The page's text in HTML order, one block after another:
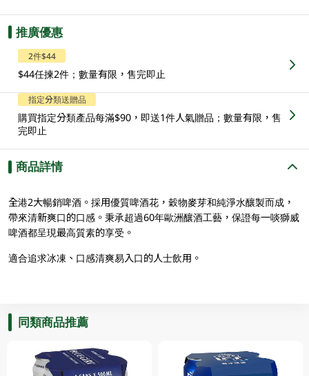
推廣優惠
2件$44
$44任揀2件；數量有限，售完即止
指定分類送贈品
購買指定分類產品每滿$90，即送1件人氣贈品；數量有限，售
完即止
商品詳情
全港2大暢銷啤酒。採用優質啤酒花，穀物麥芽和純淨水釀製而成，
帶來清新爽口的口感。秉承超過60年歐洲釀酒工藝，保證每一啖獅威
啤酒都呈現最高質素的享受。
適合追求冰凍、口感清爽易入口的人士飲用。
同類商品推薦